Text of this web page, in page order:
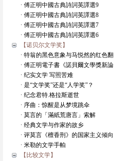
· 傅正明中國古典詩詞英譯選9
· 傅正明中國古典詩詞英譯選8
· 傅正明中國古典詩詞英譯選7
· 傅正明中國古典詩詞英譯選6
【诺贝尔文学奖】
· 特翁的黑色意象与马悦然的红色翻
· 傅正明電子書《諾貝爾文學獎新論
· 纪实文学 写照苦难
· 是“文学奖”还是“人学奖”？
· 纪念君特.格拉斯逝世
· 序曲：惊醒是从梦境跳伞
· 莫言的「滿紙荒唐言」索解
· 经典文学与作家的故乡
· 评莫言《檀香刑》的国家主义倾向
· 米勒的文学手帕
【比较文学】